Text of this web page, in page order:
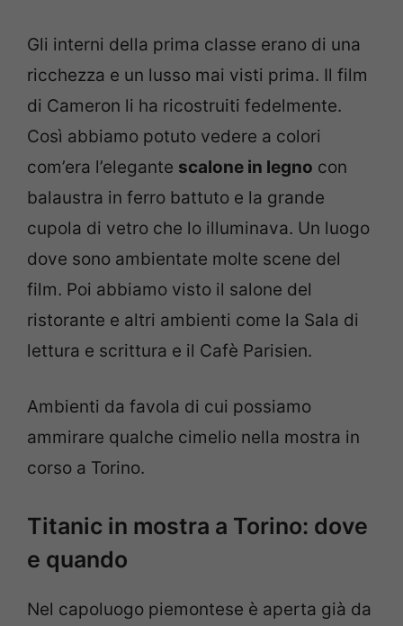
Gli interni della prima classe erano di una
ricchezza e un lusso mai visti prima. Il film
di Cameron li ha ricostruiti fedelmente.
Così abbiamo potuto vedere a colori
com’era l’elegante scalone in legno con
balaustra in ferro battuto e la grande
cupola di vetro che lo illuminava. Un luogo
dove sono ambientate molte scene del
film. Poi abbiamo visto il salone del
ristorante e altri ambienti come la Sala di
lettura e scrittura e il Cafè Parisien.
Ambienti da favola di cui possiamo
ammirare qualche cimelio nella mostra in
corso a Torino.
Titanic in mostra a Torino: dove
e quando
Nel capoluogo piemontese è aperta già da